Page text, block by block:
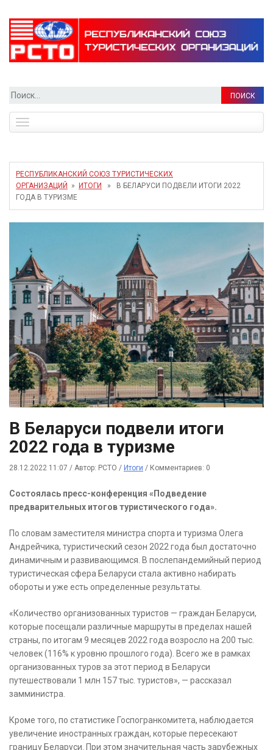
Найти:
navigation
РЕСПУБЛИКАНСКИЙ СОЮЗ ТУРИСТИЧЕСКИХ
ОРГАНИЗАЦИЙ
» ИТОГИ
» В БЕЛАРУСИ ПОДВЕЛИ ИТОГИ 2022
ГОДА В ТУРИЗМЕ
В Беларуси подвели итоги
2022 года в туризме
28.12.2022 11:07 / Автор: РСТО / Итоги / Комментариев: 0
Состоялась пресс-конференция «Подведение
предварительных итогов туристического года».
По словам заместителя министра спорта и туризма Олега
Андрейчика, туристический сезон 2022 года был достаточно
динамичным и развивающимся. В послепандемийный период
туристическая сфера Беларуси стала активно набирать
обороты и уже есть определенные результаты.
«Количество организованных туристов — граждан Беларуси,
которые посещали различные маршруты в пределах нашей
страны, по итогам 9 месяцев 2022 года возросло на 200 тыс.
человек (116% к уровню прошлого года). Всего же в рамках
организованных туров за этот период в Беларуси
путешествовали 1 млн 157 тыс. туристов», — рассказал
замминистра.
Кроме того, по статистике Госпогранкомитета, наблюдается
увеличение иностранных граждан, которые пересекают
границу Беларуси. При этом значительная часть зарубежных